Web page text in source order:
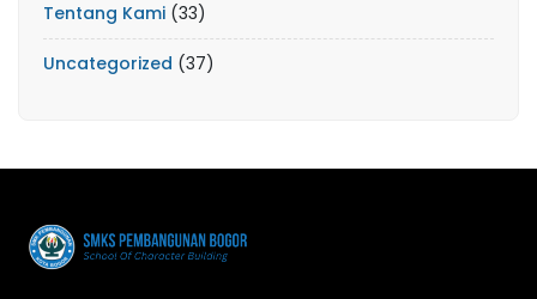
Tentang Kami (33)
Uncategorized (37)